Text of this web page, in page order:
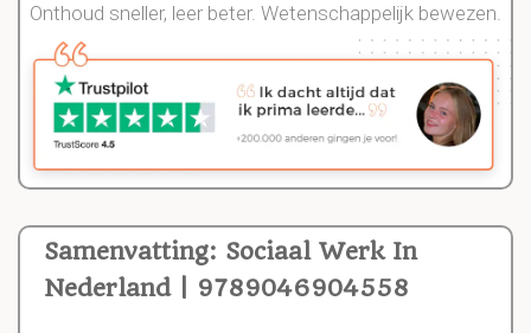
Samenvatting: Sociaal Werk In
Nederland | 9789046904558
Onthoud sneller, leer beter. Wetenschappelijk bewezen.